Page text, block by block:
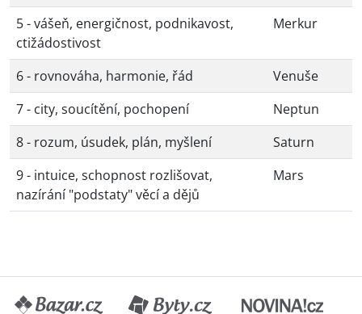
5 - vášeň, energičnost, podnikavost,
ctižádostivost
Merkur
6 - rovnováha, harmonie, řád
Venuše
7 - city, soucítění, pochopení
Neptun
8 - rozum, úsudek, plán, myšlení
Saturn
9 - intuice, schopnost rozlišovat,
nazírání "podstaty" věcí a dějů
Mars